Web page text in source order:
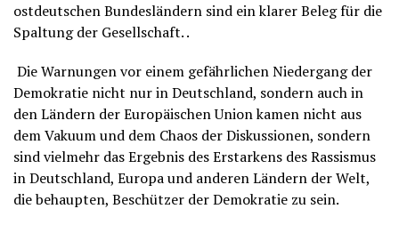
ostdeutschen Bundesländern sind ein klarer Beleg für die
Spaltung der Gesellschaft. .
Die Warnungen vor einem gefährlichen Niedergang der
Demokratie nicht nur in Deutschland, sondern auch in
den Ländern der Europäischen Union kamen nicht aus
dem Vakuum und dem Chaos der Diskussionen, sondern
sind vielmehr das Ergebnis des Erstarkens des Rassismus
in Deutschland, Europa und anderen Ländern der Welt,
die behaupten, Beschützer der Demokratie zu sein.